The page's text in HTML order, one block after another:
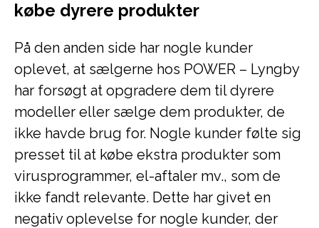
købe dyrere produkter
På den anden side har nogle kunder
oplevet, at sælgerne hos POWER – Lyngby
har forsøgt at opgradere dem til dyrere
modeller eller sælge dem produkter, de
ikke havde brug for. Nogle kunder følte sig
presset til at købe ekstra produkter som
virusprogrammer, el-aftaler mv., som de
ikke fandt relevante. Dette har givet en
negativ oplevelse for nogle kunder, der